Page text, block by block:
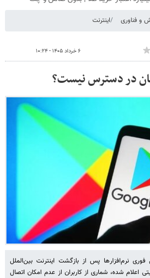
و فناوری اینترنت
۶ خرداد ۱۴۰۵ - ۱۰:۲۴
در دسترس نیست؟
نرم‌افزارها پس از بازگشت اینترنت بین‌الملل
اعلام شده، شماری از کاربران از عدم امکان اتصال